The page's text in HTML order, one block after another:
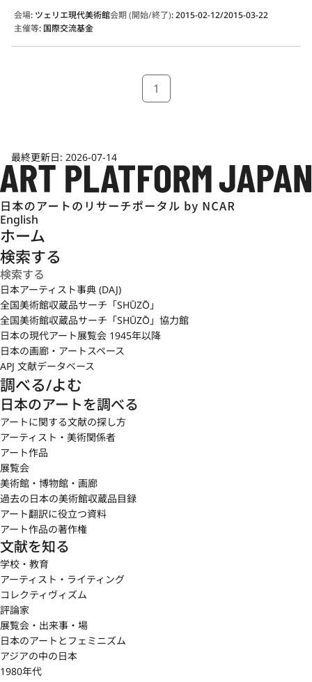
会場: ツェリエ現代美術館会期 (開始/終了):2015-02-12/2015-03-22
主催等: 国際交流基金
1
最終更新日: 2026-07-14
English
ホーム
検索する
日本アーティスト事典 (DAJ)
全国美術館収蔵品サーチ「SHŪZŌ」
全国美術館収蔵品サーチ「SHŪZŌ」協力館
日本の現代アート展覧会 1945年以降
日本の画廊・アートスペース
APJ 文献データベース
調べる/よむ
日本のアートを調べる
アートに関する文献の探し方
アーティスト・美術関係者
アート作品
展覧会
美術館・博物館・画廊
過去の日本の美術館収蔵品目録
アート翻訳に役立つ資料
アート作品の著作権
文献を知る
学校・教育
アーティスト・ライティング
コレクティヴィズム
評論家
展覧会・出来事・場
日本のアートとフェミニズム
アジアの中の日本
1980年代